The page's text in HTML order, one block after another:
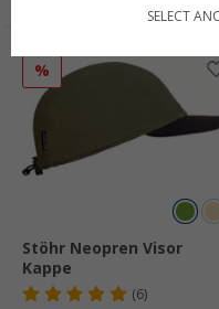
%
Stöhr Neopren Visor
Kappe
(6)
SELECT